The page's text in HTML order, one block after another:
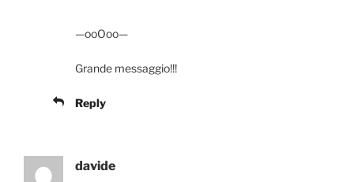
—ooOoo—
Grande messaggio!!!
Reply
davide